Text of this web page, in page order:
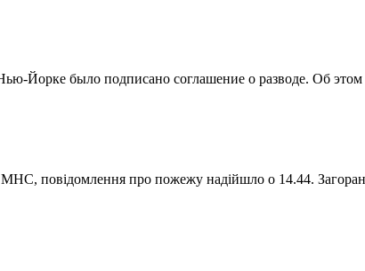
Йорке было подписано соглашение о разводе. Об
повідомлення про пожежу надійшло о 14.44.